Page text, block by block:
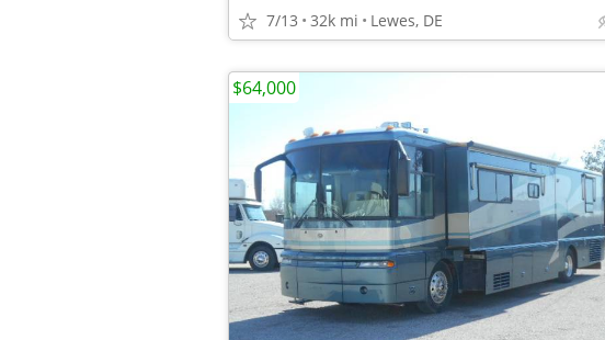
7/13 32k mi Lewes, DE
$64,000